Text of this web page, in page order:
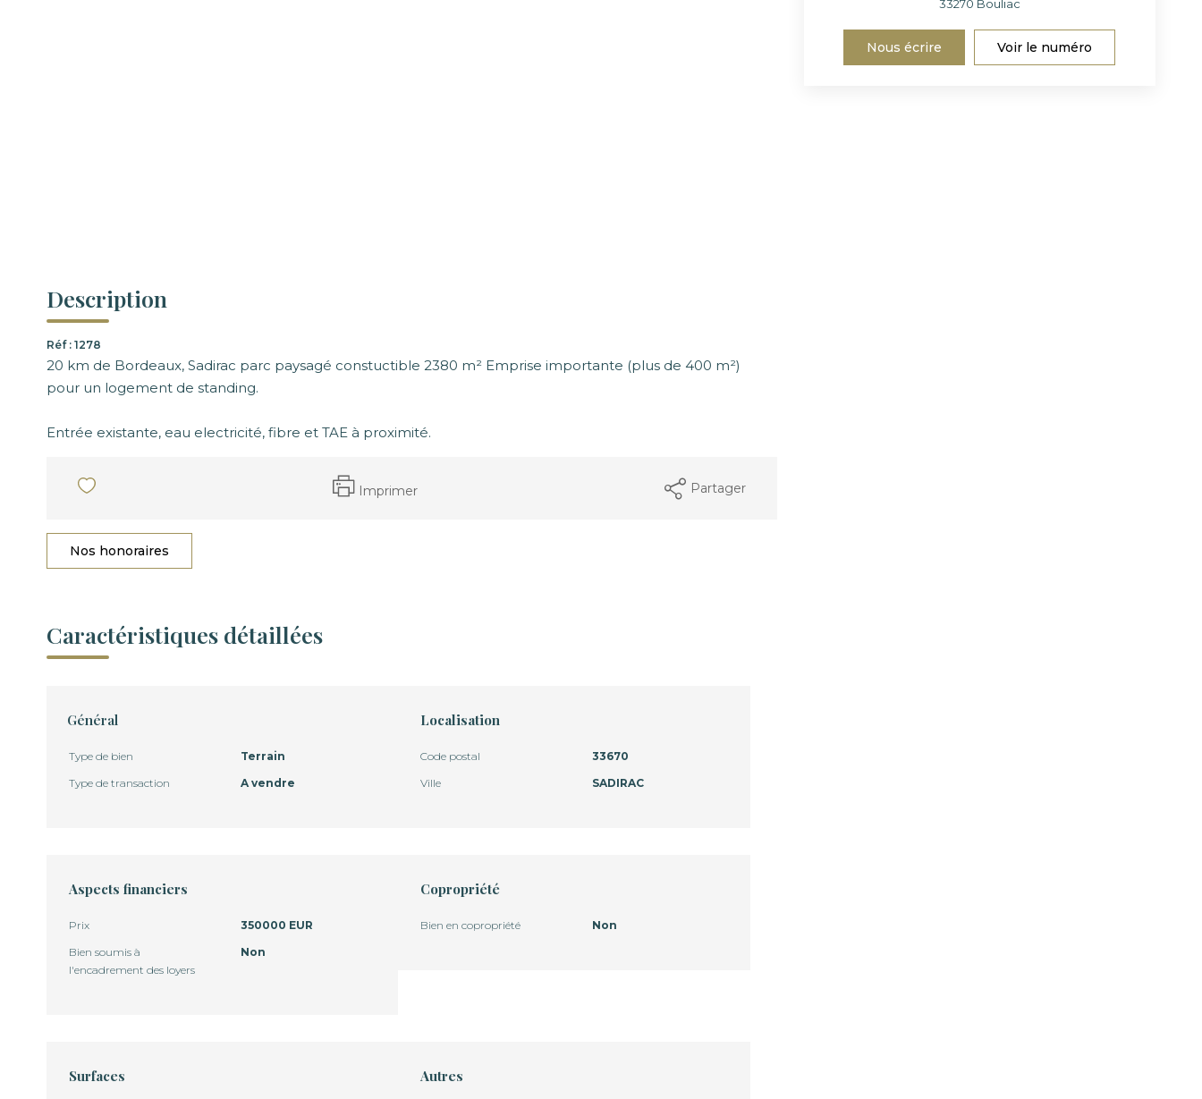
Description
Réf : 1278
20 km de Bordeaux, Sadirac parc paysagé constuctible 2380 m² Emprise importante (plus de 400 m²)
pour un logement de standing.
Entrée existante, eau electricité, fibre et TAE à proximité.
Imprimer Partager
Nos honoraires
Caractéristiques détaillées
Général
Type de bien
Terrain
Type de transaction
A vendre
Localisation
Code postal
33670
Ville
SADIRAC
Aspects financiers
Prix
350000 EUR
Bien soumis à
l'encadrement des loyers
Non
Copropriété
Bien en copropriété Non
Surfaces Autres
33270 Bouliac
Nous écrire Voir le numéro